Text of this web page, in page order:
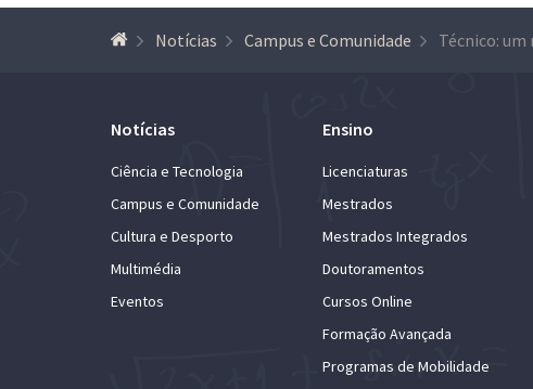
Notícias Campus e Comunidade
Notícias
Ciência e Tecnologia
Campus e Comunidade
Cultura e Desporto
Multimédia
Eventos
Ensino
Licenciaturas
Mestrados
Mestrados Integrados
Doutoramentos
Cursos Online
Formação Avançada
Programas de Mobilidade